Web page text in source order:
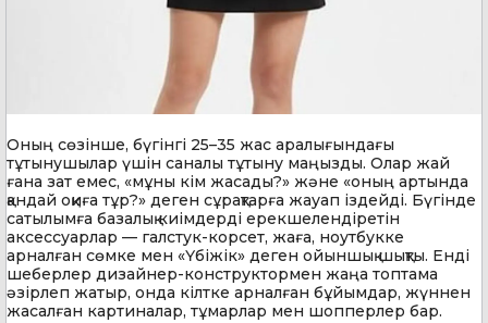
Оның сөзінше, бүгінгі 25–35 жас аралығындағы
тұтынушылар үшін саналы тұтыну маңызды. Олар жай
ғана зат емес, «мұны кім жасады?» және «оның артында
қандай оқиға тұр?» деген сұрақтарға жауап іздейді. Бүгінде
сатылымға базалық киімдерді ерекшелендіретін
аксессуарлар — галстук-корсет, жаға, ноутбукке
арналған сөмке мен «Үбіжік» деген ойыншық шықты. Енді
шеберлер дизайнер-конструктормен жаңа топтама
әзірлеп жатыр, онда кілтке арналған бұйымдар, жүннен
жасалған картиналар, тұмарлар мен шопперлер бар.